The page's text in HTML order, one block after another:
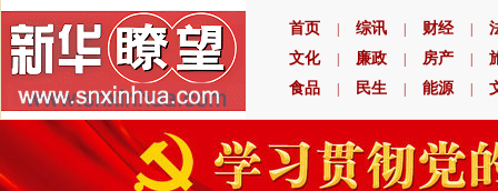
首页 综讯 财经
文化
廉政 房产
食品
民生 能源